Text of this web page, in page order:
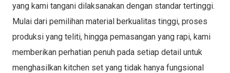
yang kami tangani dilaksanakan dengan standar tertinggi.
Mulai dari pemilihan material berkualitas tinggi, proses
produksi yang teliti, hingga pemasangan yang rapi, kami
memberikan perhatian penuh pada setiap detail untuk
menghasilkan kitchen set yang tidak hanya fungsional